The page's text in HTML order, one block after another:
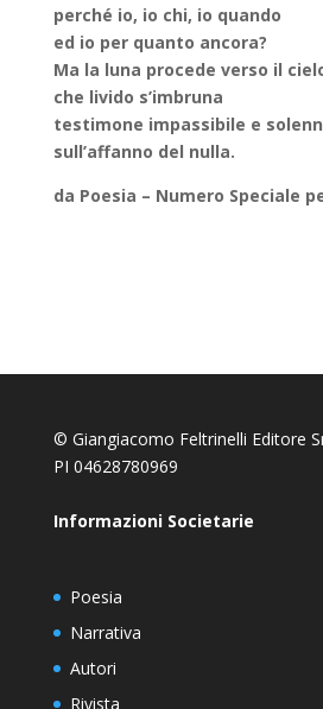
perché io, io chi, io quando
ed io per quanto ancora?
Ma la luna procede verso il
che livido s’imbruna
testimone impassibile e
sull’affanno del nulla.
da Poesia – Numero Speciale
© Giangiacomo Feltrinelli Editore
PI 04628780969
Informazioni Societarie
Poesia
Narrativa
Autori
Rivista